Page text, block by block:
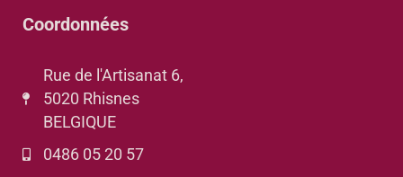
Coordonnées
Rue de l'Artisanat 6,
5020 Rhisnes
BELGIQUE
0486 05 20 57